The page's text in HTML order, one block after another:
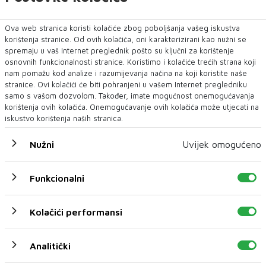
Ova web stranica koristi kolačiće zbog poboljšanja vašeg iskustva
korištenja stranice. Od ovih kolačića, oni karakterizirani kao nužni se
spremaju u vaš Internet preglednik pošto su ključni za korištenje
osnovnih funkcionalnosti stranice. Koristimo i kolačiće trećih strana koji
nam pomažu kod analize i razumijevanja načina na koji koristite naše
stranice. Ovi kolačići će biti pohranjeni u vašem Internet pregledniku
samo s vašom dozvolom. Također, imate mogućnost onemogućavanja
korištenja ovih kolačića. Onemogućavanje ovih kolačića može utjecati na
iskustvo korištenja naših stranica.
Nužni Uvijek omogućeno
Funkcionalni
Kolačići performansi
Analitički